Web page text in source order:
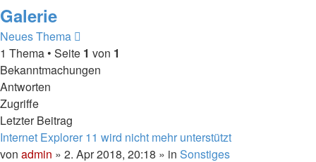
Galerie
Neues Thema
1 Thema • Seite 1 von 1
Bekanntmachungen
Antworten
Zugriffe
Letzter Beitrag
Internet Explorer 11 wird nicht mehr unterstützt
von admin » 2. Apr 2018, 20:18 » in Sonstiges